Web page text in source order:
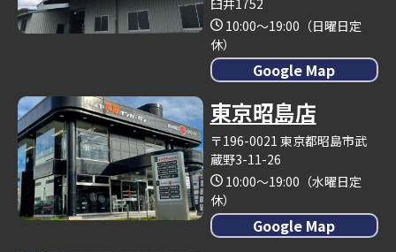
10:00～19:00（日曜日定
休）
Google Map
東京昭島店
〒196-0021 東京都昭島市武
蔵野3-11-26
10:00～19:00（水曜日定
休）
Google Map